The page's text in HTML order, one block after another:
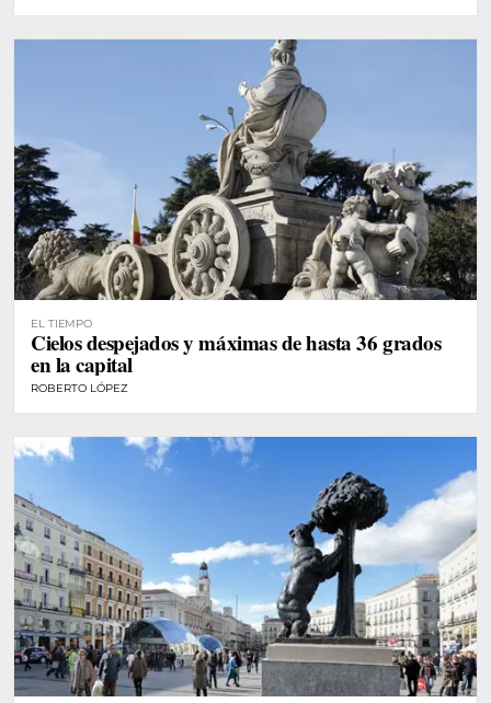
EL TIEMPO
Cielos despejados y máximas de hasta 36 grados
en la capital
ROBERTO LÓPEZ